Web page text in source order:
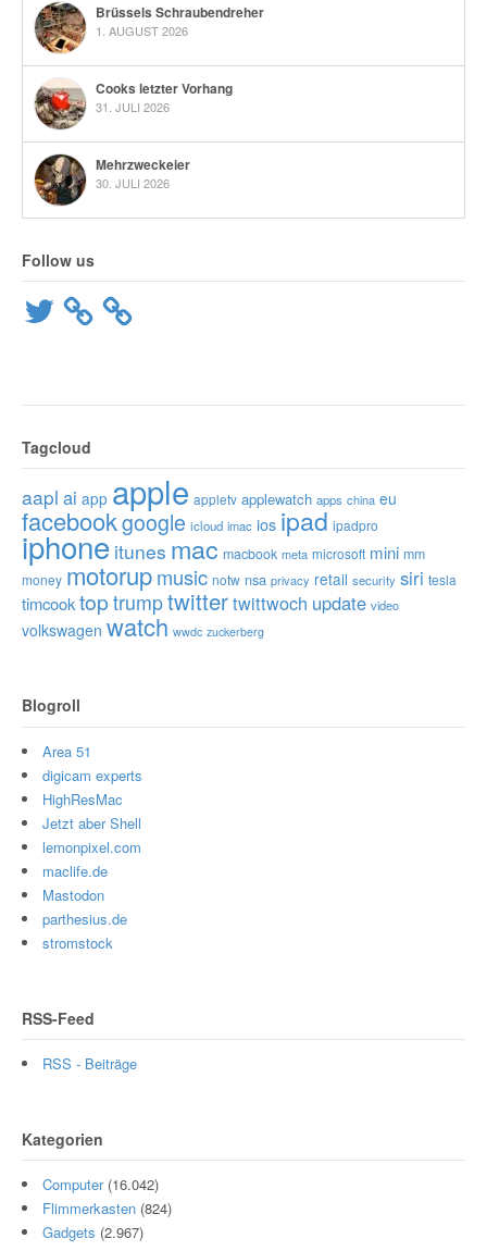
Brüssels Schraubendreher
1. AUGUST 2026
Cooks letzter Vorhang
31. JULI 2026
Mehrzweckeier
30. JULI 2026
Follow us
Twitter
Tagcloud
aapl ai app apple appletv applewatch apps china eu
facebookgoogle icloud imac ios ipad ipadpro
iphone itunes mac macbook meta microsoft mini mm
money motorupmusic notw nsa privacy retail security siri tesla
timcooktop trumptwittertwittwoch update video
volkswagen watch wwdc zuckerberg
Blogroll
Area 51
digicam experts
HighResMac
Jetzt aber Shell
lemonpixel.com
maclife.de
Mastodon
parthesius.de
stromstock
RSS-Feed
RSS - Beiträge
Kategorien
Computer(16.042)
Flimmerkasten (824)
Gadgets (2.967)